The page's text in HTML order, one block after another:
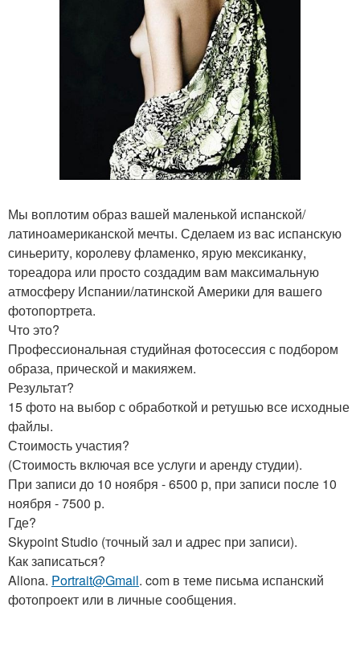
Мы воплотим образ вашей маленькой испанской/
латиноамериканской мечты. Сделаем из вас испанскую
синьериту, королеву фламенко, ярую мексиканку,
тореадора или просто создадим вам максимальную
атмосферу Испании/латинской Америки для вашего
фотопортрета.
Что это?
Профессиональная студийная фотосессия с подбором
образа, прической и макияжем.
Результат?
15 фото на выбор с обработкой и ретушью все исходные
файлы.
Стоимость участия?
(Стоимость включая все услуги и аренду студии).
При записи до 10 ноября - 6500 р, при записи после 10
ноября - 7500 р.
Где?
Skypoint Studio (точный зал и адрес при записи).
Как записаться?
Aliona. Portrait@Gmail. com в теме письма испанский
фотопроект или в личные сообщения.